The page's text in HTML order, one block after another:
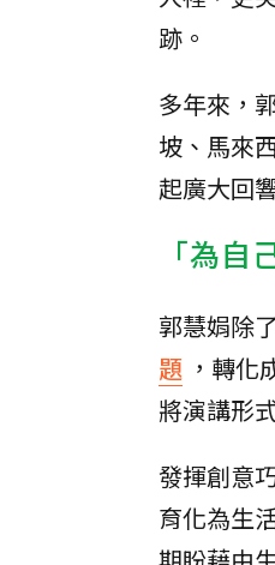
跡。
多年來，
坡、馬來
起廣大回
「為
郭慧娟除
題 ，轉
將演講形
發揮創意
育化為生